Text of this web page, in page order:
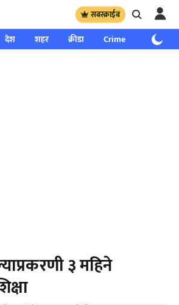
सबस्क्राईब
देश शहर क्रीडा Crime साप्ताहिक
३ महिने